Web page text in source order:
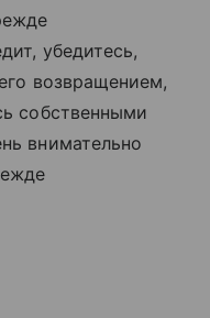
убедитесь,
возвращением,
собственными
внимательно